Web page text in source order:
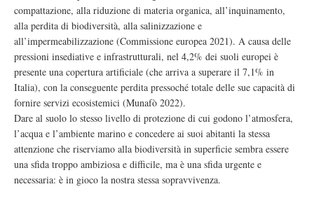
compattazione, alla riduzione di materia organica, all’inquinamento,
alla perdita di biodiversità, alla salinizzazione e
all’impermeabilizzazione (Commissione europea 2021). A causa delle
pressioni insediative e infrastrutturali, nel 4,2% dei suoli europei è
presente una copertura artificiale (che arriva a superare il 7,1% in
Italia), con la conseguente perdita pressoché totale delle sue capacità di
fornire servizi ecosistemici (Munafò 2022).
Dare al suolo lo stesso livello di protezione di cui godono l’atmosfera,
l’acqua e l’ambiente marino e concedere ai suoi abitanti la stessa
attenzione che riserviamo alla biodiversità in superficie sembra essere
una sfida troppo ambiziosa e difficile, ma è una sfida urgente e
necessaria: è in gioco la nostra stessa sopravvivenza.